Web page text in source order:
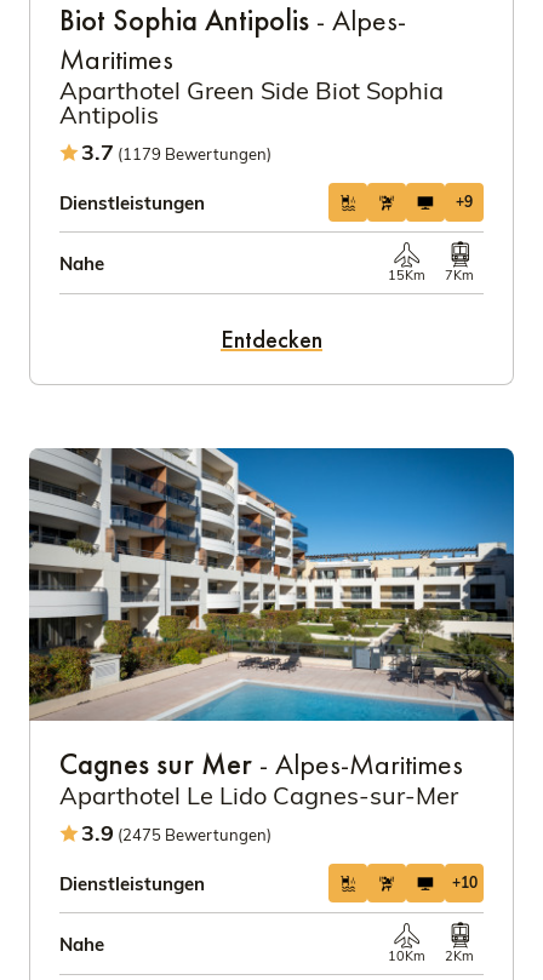
Biot Sophia Antipolis - Alpes-
Maritimes
Aparthotel Green Side Biot Sophia
Antipolis
3.7 (1179 Bewertungen)
Dienstleistungen +9
Nahe
15Km 7Km
Entdecken
Cagnes sur Mer - Alpes-Maritimes
Aparthotel Le Lido Cagnes-sur-Mer
3.9 (2475 Bewertungen)
Dienstleistungen +10
Nahe
10Km 2Km